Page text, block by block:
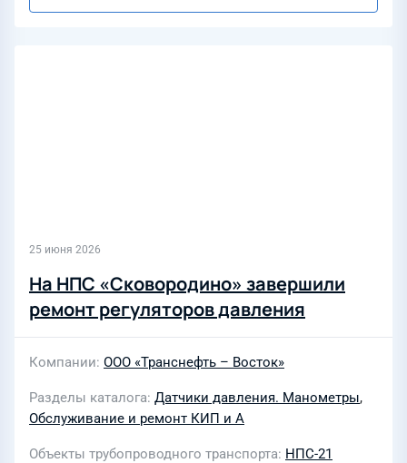
25 июня 2026
На НПС «Сковородино» завершили
ремонт регуляторов давления
Компании ООО «Транснефть – Восток»
Разделы каталога Датчики давления. Манометры,
Обслуживание и ремонт КИП и А
Объекты трубопроводного транспорта НПС-21